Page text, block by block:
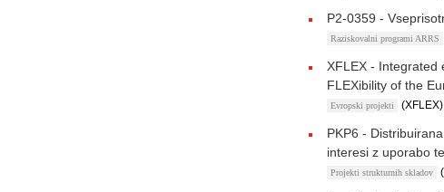
P2-0359 -
Raziskovalni programi ARRS
XFLEX - Integrated
FLEXibility of the
Evropski projekti
PKP6 -
interesi z uporabo
Projekti strukturnih skladov